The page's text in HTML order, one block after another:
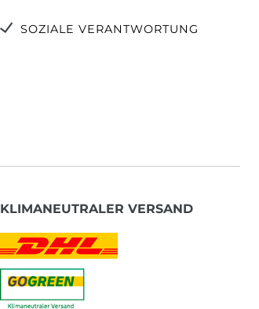
SOZIALE VERANTWORTUNG
KLIMANEUTRALER VERSAND